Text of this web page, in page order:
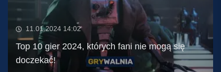
11.01.2024 14:02
Top 10 gier 2024, których fani nie mogą się
doczekać!